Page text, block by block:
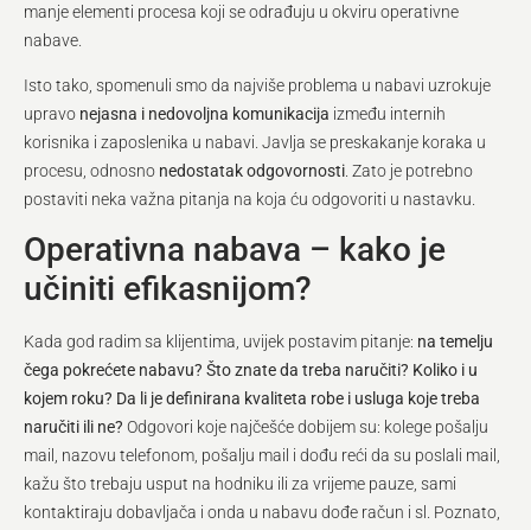
manje elementi procesa koji se odrađuju u okviru operativne
nabave.
Isto tako, spomenuli smo da najviše problema u nabavi uzrokuje
upravo nejasna i nedovoljna komunikacija između internih
korisnika i zaposlenika u nabavi. Javlja se preskakanje koraka u
procesu, odnosno nedostatak odgovornosti . Zato je potrebno
postaviti neka važna pitanja na koja ću odgovoriti u nastavku.
Operativna nabava – kako je
učiniti efikasnijom?
Kada god radim sa klijentima, uvijek postavim pitanje: na temelju
čega pokrećete nabavu? Što znate da treba naručiti? Koliko i u
kojem roku? Da li je definirana kvaliteta robe i usluga koje treba
naručiti ili ne? Odgovori koje najčešće dobijem su: kolege pošalju
mail, nazovu telefonom, pošalju mail i dođu reći da su poslali mail,
kažu što trebaju usput na hodniku ili za vrijeme pauze, sami
kontaktiraju dobavljača i onda u nabavu dođe račun i sl. Poznato,